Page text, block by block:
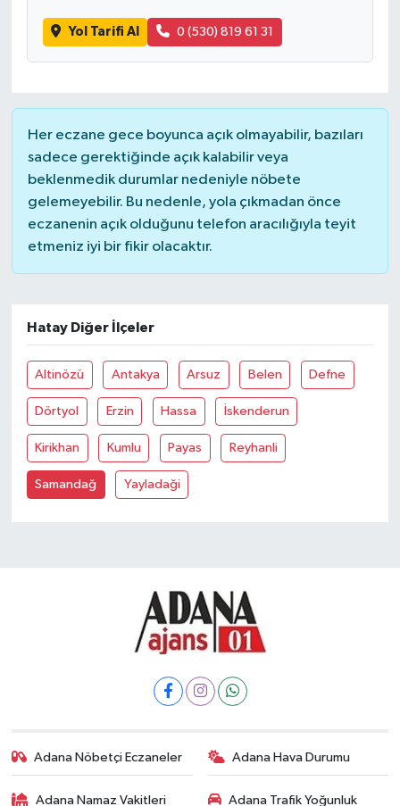
Yol Tarifi Al 0 (530) 819 61 31
Her eczane gece boyunca açık olmayabilir, bazıları
sadece gerektiğinde açık kalabilir veya
beklenmedik durumlar nedeniyle nöbete
gelemeyebilir. Bu nedenle, yola çıkmadan önce
eczanenin açık olduğunu telefon aracılığıyla teyit
etmeniz iyi bir fikir olacaktır.
Hatay Diğer İlçeler
Altinözü Antakya Arsuz Belen Defne
Dörtyol Erzin Hassa İskenderun
Kirikhan Kumlu Payas Reyhanli
Samandağ Yayladaği
Adana Nöbetçi Eczaneler Adana Hava Durumu
Adana Namaz Vakitleri Adana Trafik Yoğunluk